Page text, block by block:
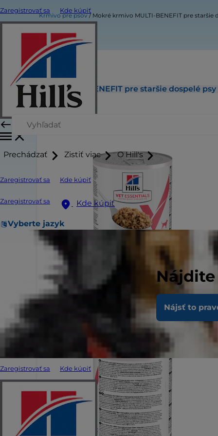
Zaregistrovať sa Kde kúpiť
Prechádzať Zistiť viac O Hill's
Zaregistrovať sa Kde kúpiť
Zaregistrovať sa Kde kúpiť
Vyberte jazyk
Nájsť to
Zaregistrovať sa Kde kúpiť
Krmivo pre psov Mokré krmivo MULTI-BENEFIT pre staršie
Mokré krmivo MULTI-BENEFIT pre staršie dospelé psy